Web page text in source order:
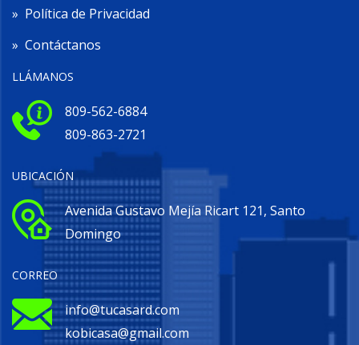
» Política de Privacidad
» Contáctanos
LLÁMANOS
809-562-6884
809-863-2721
UBICACIÓN
Avenida Gustavo Mejía Ricart 121, Santo
Domingo
CORREO
info@tucasard.com
kobicasa@gmail.com